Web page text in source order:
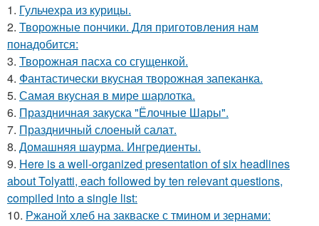
1. Гульчехра из курицы.
2. Творожные пончики. Для приготовления нам
понадобится:
3. Творожная пасха со сгущенкой.
4. Фантастически вкусная творожная запеканка.
5. Самая вкусная в мире шарлотка.
6. Праздничная закуска "Ёлочные Шары".
7. Праздничный слоеный салат.
8. Домашняя шаурма. Ингредиенты.
9. Here is a well-organized presentation of six headlines
about Tolyatti, each followed by ten relevant questions,
compiled into a single list:
10. Ржаной хлеб на закваске с тмином и зернами: